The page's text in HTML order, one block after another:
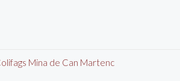
Mina de Can Martenc